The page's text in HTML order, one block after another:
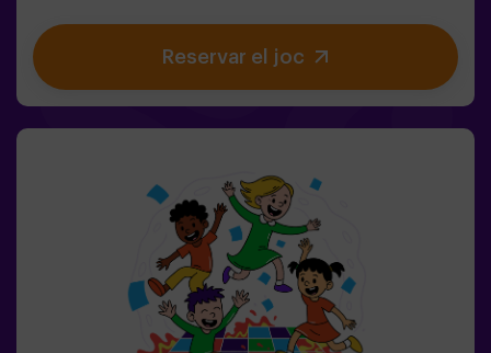
estimulen el cos i la ment🎉 Ideal per a festes infantils i
aniversaris plens d’emoció🎁 Records inoblidables i
sorpreses per a tots els participants👧👦 Per a nens i
puguin descansar, hidratar-se i recuperar energies abans
de continuar la diversió.Els infants hauran de
col·laborar, pensar ràpid i moure’s encara més ràpid per
superar tots els reptes. Veuran el seu progrés en temps
real a la pantalla i celebraran cada victòria com un
autèntic èxit! 🏆Una experiència activa, segura i original
per a festes d’aniversari, sortides en família o
simplement per descarregar energia de la manera més
Reservar el joc